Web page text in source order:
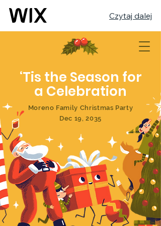
Czytaj dalej